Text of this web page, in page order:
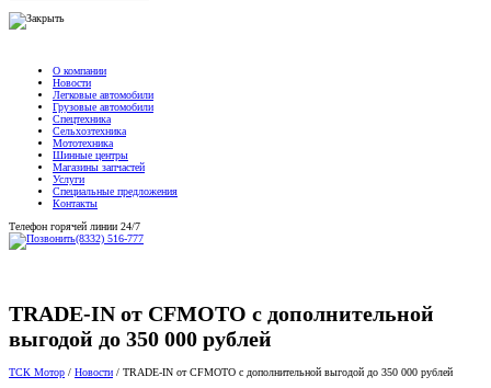
О компании
Новости
Легковые автомобили
Грузовые автомобили
Спецтехника
Сельхозтехника
Мототехника
Шинные центры
Магазины запчастей
Услуги
Специальные предложения
Контакты
Телефон горячей линии 24/7
(8332) 516-777
TRADE-IN от CFMOTO с дополнительной
выгодой до 350 000 рублей
ТСК Мотор / Новости / TRADE-IN от CFMOTO с дополнительной выгодой до 350 000 рублей